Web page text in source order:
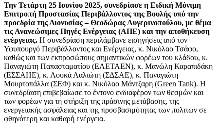
Την Τετάρτη 25 Ιουνίου 2025, συνεδρίασε η Ειδική Μόνιμη
Επιτροπή Προστασίας Περιβάλλοντος της Βουλής υπό την
προεδρία της Διονυσίας – Θεοδώρας Αυγερινοπούλου, με θέμα
τις Ανανεώσιμες Πηγές Ενέργειας (ΑΠΕ) και την αποθήκευση
ενέργειας. Η συνεδρίαση περιλάμβανε εισηγήσεις από τον
Υφυπουργό Περιβάλλοντος και Ενέργειας, κ. Νικόλαο Τσάφο,
καθώς και των εκπροσώπους σημαντικών φορέων του κλάδου, κ.
Παναγιώτη Παπασταματίου (ΕΛΕΤΑΕΝ), κ. Μανώλη Καραπιδάκη
(ΕΣΣΑΗΕ), κ. Λουκά Λαλιώτη (ΣΔΣΑΕ), κ. Παναγιώτη
Μουρτοπάλλα (ΣΕΦ) και κ. Νικόλαο Μάντζαρη (Green Tank). Η
συνεδρίαση επιβεβαίωσε το έντονο ενδιαφέρον των θεσμών και
των φορέων για τη στήριξη της πράσινης μετάβασης, της
ενεργειακής ασφάλειας και της προσβασιμότητας των πολιτών σε
φθηνότερη και καθαρή ενέργεια.